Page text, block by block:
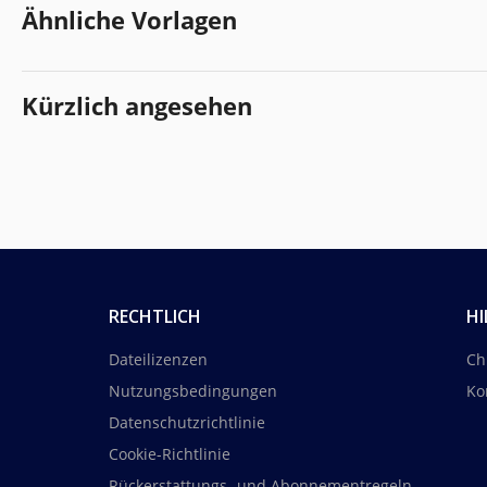
Ähnliche Vorlagen
Kürzlich angesehen
RECHTLICH
Dateilizenzen
Nutzungsbedingungen
Datenschutzrichtlinie
Cookie-Richtlinie